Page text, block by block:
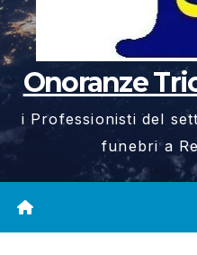
Onoranze
i Professionisti del
funebri a